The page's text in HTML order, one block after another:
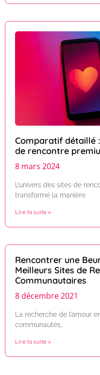
Comparatif détaillé
de rencontre
8 mars 2024
L’univers des sites de
transformé la manière
Lire la suite »
Rencontrer une
Meilleurs Sites de
Communautaires
8 décembre 2021
La recherche de l’amour
communautés,
Lire la suite »